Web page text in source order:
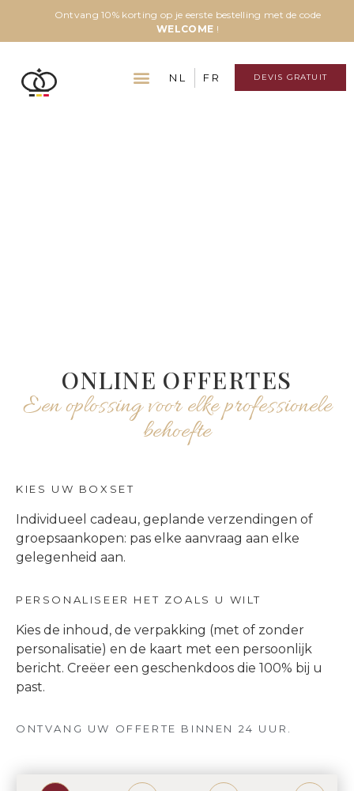
Ontvang 10% korting op je eerste bestelling met de code
WELCOME !
NL FR DEVIS GRATUIT
ONLINE OFFERTES
Een oplossing voor elke professionele
behoefte
KIES UW BOXSET
Individueel cadeau, geplande verzendingen of
groepsaankopen: pas elke aanvraag aan elke
gelegenheid aan.
PERSONALISEER HET ZOALS U WILT
Kies de inhoud, de verpakking (met of zonder
personalisatie) en de kaart met een persoonlijk
bericht. Creëer een geschenkdoos die 100% bij u
past.
ONTVANG UW OFFERTE BINNEN 24 UUR.